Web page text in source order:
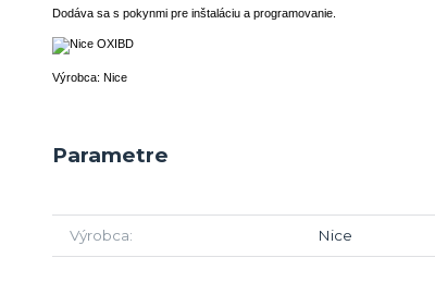
Dodáva sa s pokynmi pre inštaláciu a programovanie.
Výrobca: Nice
Parametre
Výrobca Nice